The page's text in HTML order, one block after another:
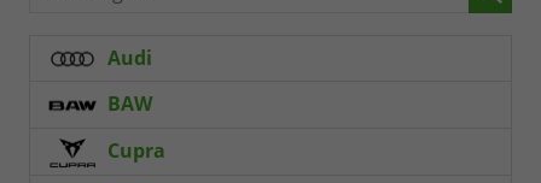
Audi
BAW
Cupra